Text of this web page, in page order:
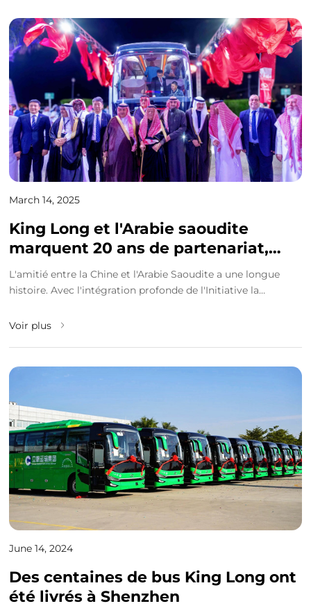
March 14, 2025
King Long et l'Arabie saoudite
marquent 20 ans de partenariat,
façonnant un modèle de
coopération de la Ceinture et de la
L'amitié entre la Chine et l'Arabie Saoudite a une longue
histoire. Avec l'intégration profonde de l'Initiative la
Voir plus
June 14, 2024
Des centaines de bus King Long ont
été livrés à Shenzhen